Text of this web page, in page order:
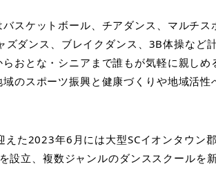
スケットボール、チアダンス、マルチス
ズダンス、ブレイクダンス、3B体操など
おとな・シニアまで誰もが気軽に親しめ
のスポーツ振興と健康づくりや地域活性
えた2023年6月には大型SCイオンタウン
設立、複数ジャンルのダンススクールを